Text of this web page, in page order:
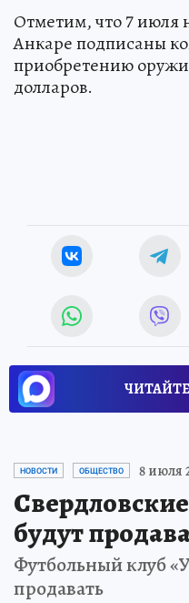
Отметим, что 7
Анкаре подписаны
приобретению
долларов.
НОВОСТИ ОБЩЕСТВО 8 июля
будут
Футбольный клуб
продавать